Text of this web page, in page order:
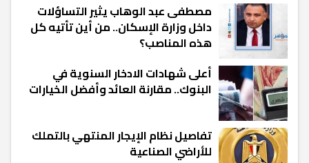
مصطفى عبد الوهاب يثير التساؤلات
داخل وزارة الإسكان.. من أين تأتيه كل
هذه المناصب؟
أعلى شهادات الادخار السنوية في
البنوك.. مقارنة العائد وأفضل الخيارات
تفاصيل نظام الإيجار المنتهي بالتملك
للأراضي الصناعية